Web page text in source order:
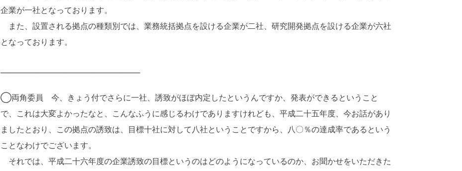
企業が一社となっております。
また、設置される拠点の種類別では、業務統括拠点を設ける企業が二社、研究開発拠点を設ける企業が六社
となっております。
◯両角委員 今、きょう付でさらに一社、誘致がほぼ内定したというんですか、発表ができるということ
で、これは大変よかったなと、こんなふうに感じるわけでありますけれども、平成二十五年度、今お話があり
ましたとおり、この拠点の誘致は、目標十社に対して八社ということですから、八〇％の達成率であるという
ことなわけでございます。
それでは、平成二十六年度の企業誘致の目標というのはどのようになっているのか、お聞かせをいただきた